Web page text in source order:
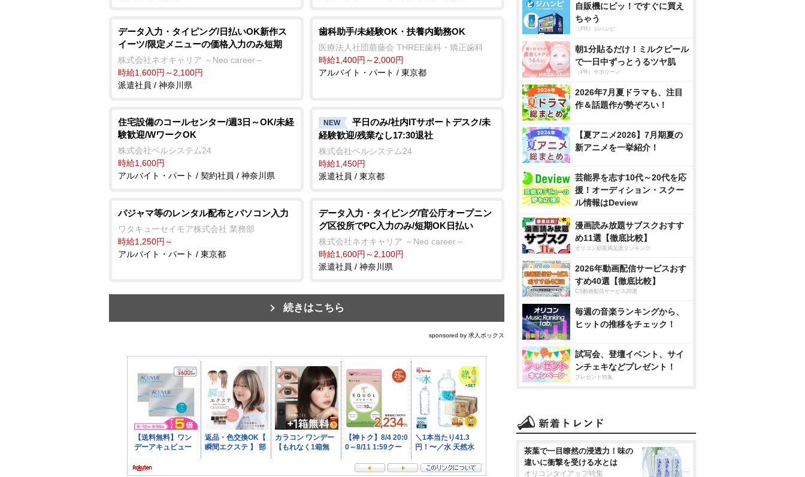
データ入力・タイピング/日払いOK新作ス
イーツ/限定メニューの価格入力のみ短期
株式会社ネオキャリア ～Neo career～
時給1,600円～2,100円
派遣社員 / 神奈川県
歯科助手/未経験OK・扶養内勤務OK
医療法人社団萠藤会 THREE歯科・矯正歯科
時給1,400円～2,000円
アルバイト・パート / 東京都
住宅設備のコールセンター/週3日～OK/未経
験歓迎/WワークOK
株式会社ベルシステム24
時給1,600円
アルバイト・パート / 契約社員 / 神奈川県
NEW
平日のみ/社内ITサポートデスク/未
経験歓迎/残業なし17:30退社
株式会社ベルシステム24
時給1,450円
派遣社員 / 東京都
パジャマ等のレンタル配布とパソコン入力
ワタキューセイモア株式会社 業務部
時給1,250円～
アルバイト・パート / 東京都
データ入力・タイピング/官公庁オープニン
グ区役所でPC入力のみ/短期OK日払い
株式会社ネオキャリア ～Neo career～
時給1,600円～2,100円
派遣社員 / 神奈川県
続きはこちら
sponsored by 求人ボックス
自販機にピッ！ですぐに買え
ちゃう
（PR）ジハンピ
朝1分貼るだけ！ミルクピール
で一日中ずっとうるツヤ肌
（PR）サボリーノ
2026年7月夏ドラマも、注目
作＆話題作が勢ぞろい！
【夏アニメ2026】7月期夏の
新アニメを一挙紹介！
芸能界を志す10代～20代を応
援！オーディション・スクー
ル情報はDeview
漫画読み放題サブスクおすす
め11選【徹底比較】
オリコン顧客満足度ランキング
2026年動画配信サービスおす
すめ40選【徹底比較】
CS動画配信サービス20選
毎週の音楽ランキングから、
ヒットの推移をチェック！
試写会、登壇イベント、サイ
ンチェキなどプレゼント！
プレゼント特集
茶葉で一目瞭然の浸透力！味の
違いに衝撃を受ける水とは
オリコンタイアップ特集